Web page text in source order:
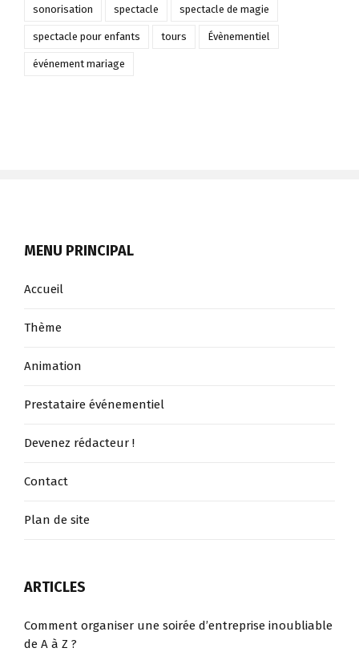
sonorisation spectacle spectacle de magie
spectacle pour enfants tours Évènementiel
événement mariage
MENU PRINCIPAL
Accueil
Thème
Animation
Prestataire événementiel
Devenez rédacteur !
Contact
Plan de site
ARTICLES
Comment organiser une soirée d’entreprise inoubliable
de A à Z ?